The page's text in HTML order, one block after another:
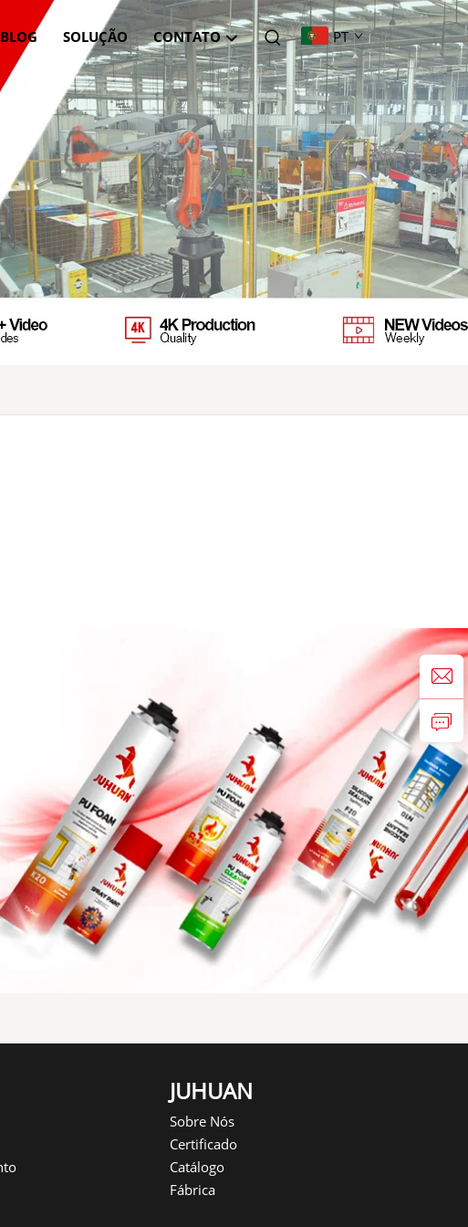
BLOG SOLUÇÃO CONTATO PT
JUHUAN
Sobre Nós
Certificado
Catálogo
Fábrica